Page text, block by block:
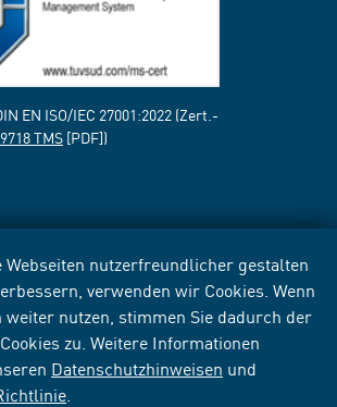
nutzerfreundlicher gestalten
verwenden wir Cookies. Wenn
weiter nutzen, stimmen Sie dadurch der
zu. Weitere Informationen
Datenschutzhinweisen und
EN ISO/IEC 27001:2022 (Zert.-
TMS[PDF])